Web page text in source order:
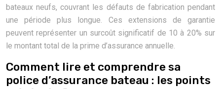
bateaux neufs, couvrant les défauts de fabrication pendant
une période plus longue. Ces extensions de garantie
peuvent représenter un surcoût significatif de 10 à 20% sur
le montant total de la prime d’assurance annuelle.
Comment lire et comprendre sa
police d’assurance bateau : les points